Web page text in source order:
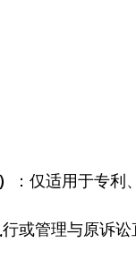
：仅适用于专利
行或管理与原诉